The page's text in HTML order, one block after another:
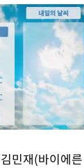
민재(바이에